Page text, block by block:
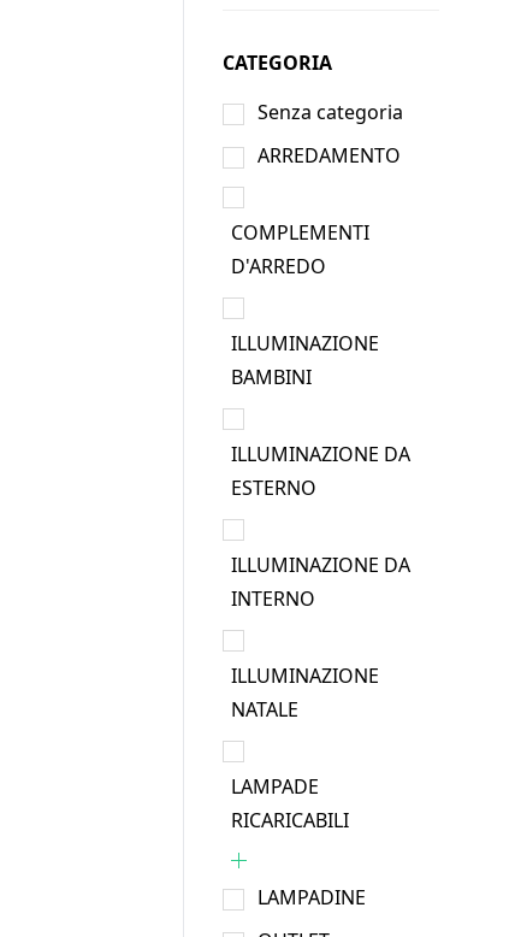
CATEGORIA
Senza categoria
ARREDAMENTO
COMPLEMENTI
D'ARREDO
ILLUMINAZIONE
BAMBINI
ILLUMINAZIONE DA
ESTERNO
ILLUMINAZIONE DA
INTERNO
ILLUMINAZIONE
NATALE
LAMPADE
RICARICABILI
LAMPADINE